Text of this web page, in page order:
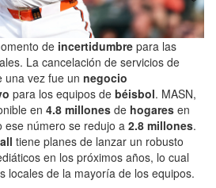
de incertidumbre para las
La cancelación de servicios de
una vez fue un negocio
para los equipos de béisbol. MASN,
en 4.8 millones de hogares en
ese número se redujo a 2.8 millones.
tiene planes de lanzar un robusto
en los próximos años, lo cual
locales de la mayoría de los equipos.